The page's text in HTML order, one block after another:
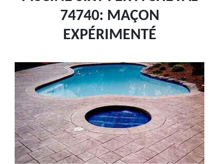
74740: MAÇON
EXPÉRIMENTÉ